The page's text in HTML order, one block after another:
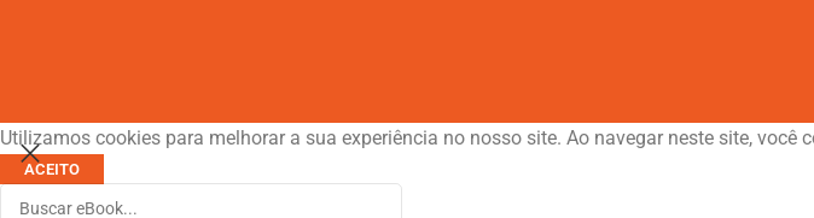
Utilizamos cookies para melhorar a sua experiência no nosso site. Ao navegar neste site, você
ACEITO